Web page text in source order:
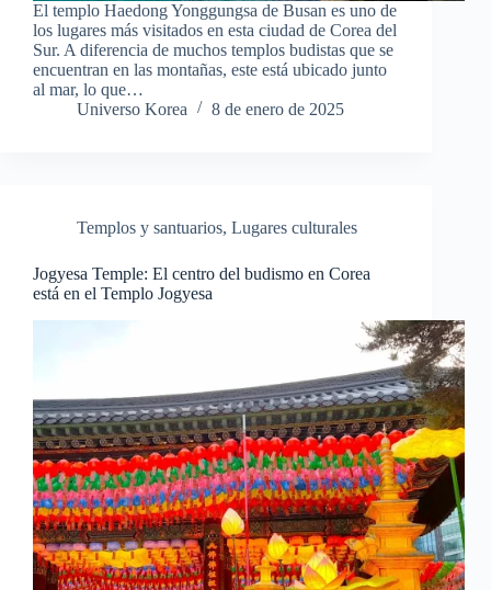
El templo Haedong Yonggungsa de Busan es uno de
los lugares más visitados en esta ciudad de Corea del
Sur. A diferencia de muchos templos budistas que se
encuentran en las montañas, este está ubicado junto
al mar, lo que…
Universo Korea
8 de enero de 2025
Templos y santuarios, Lugares culturales
Jogyesa Temple: El centro del budismo en Corea
está en el Templo Jogyesa